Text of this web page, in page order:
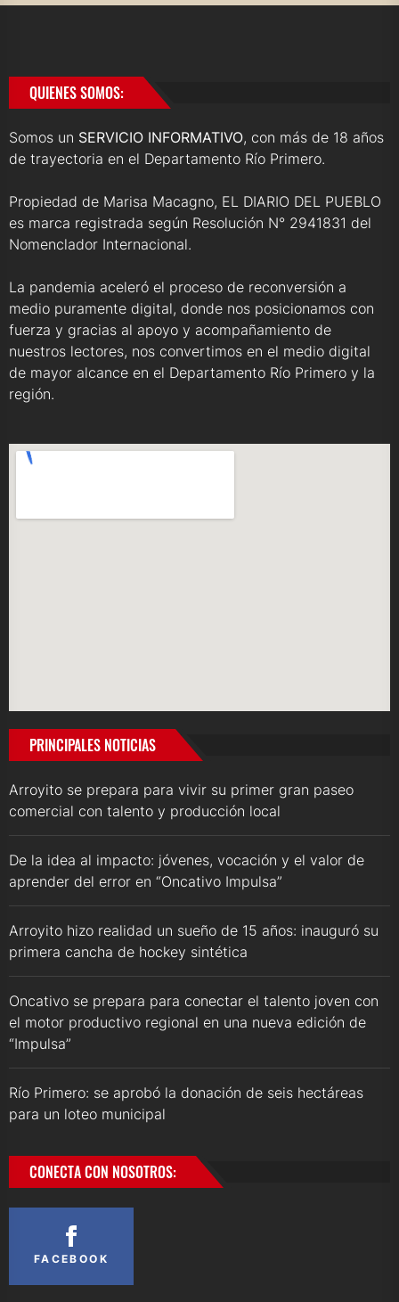
QUIENES SOMOS:
Somos un SERVICIO INFORMATIVO, con más de 18 años
de trayectoria en el Departamento Río Primero.
Propiedad de Marisa Macagno, EL DIARIO DEL PUEBLO
es marca registrada según Resolución N° 2941831 del
Nomenclador Internacional.
La pandemia aceleró el proceso de reconversión a
medio puramente digital, donde nos posicionamos con
fuerza y gracias al apoyo y acompañamiento de
nuestros lectores, nos convertimos en el medio digital
de mayor alcance en el Departamento Río Primero y la
región.
PRINCIPALES NOTICIAS
Arroyito se prepara para vivir su primer gran paseo
comercial con talento y producción local
De la idea al impacto: jóvenes, vocación y el valor de
aprender del error en “Oncativo Impulsa”
Arroyito hizo realidad un sueño de 15 años: inauguró su
primera cancha de hockey sintética
Oncativo se prepara para conectar el talento joven con
el motor productivo regional en una nueva edición de
“Impulsa”
Río Primero: se aprobó la donación de seis hectáreas
para un loteo municipal
CONECTA CON NOSOTROS:
FACEBOOK